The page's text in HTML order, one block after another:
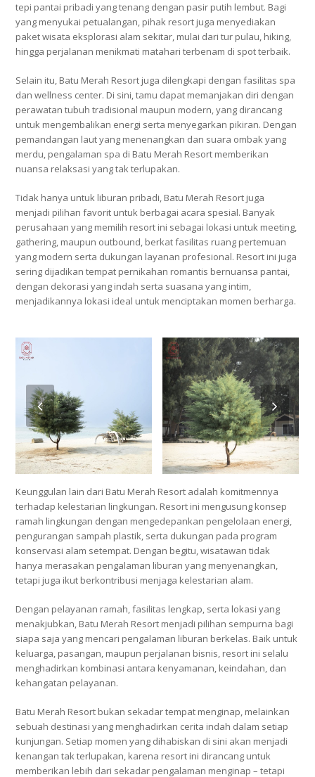
tepi pantai pribadi yang tenang dengan pasir putih lembut. Bagi
yang menyukai petualangan, pihak resort juga menyediakan
paket wisata eksplorasi alam sekitar, mulai dari tur pulau, hiking,
hingga perjalanan menikmati matahari terbenam di spot terbaik.
Selain itu, Batu Merah Resort juga dilengkapi dengan fasilitas spa
dan wellness center. Di sini, tamu dapat memanjakan diri dengan
perawatan tubuh tradisional maupun modern, yang dirancang
untuk mengembalikan energi serta menyegarkan pikiran. Dengan
pemandangan laut yang menenangkan dan suara ombak yang
merdu, pengalaman spa di Batu Merah Resort memberikan
nuansa relaksasi yang tak terlupakan.
Tidak hanya untuk liburan pribadi, Batu Merah Resort juga
menjadi pilihan favorit untuk berbagai acara spesial. Banyak
perusahaan yang memilih resort ini sebagai lokasi untuk meeting,
gathering, maupun outbound, berkat fasilitas ruang pertemuan
yang modern serta dukungan layanan profesional. Resort ini juga
sering dijadikan tempat pernikahan romantis bernuansa pantai,
dengan dekorasi yang indah serta suasana yang intim,
menjadikannya lokasi ideal untuk menciptakan momen berharga.
Keunggulan lain dari Batu Merah Resort adalah komitmennya
terhadap kelestarian lingkungan. Resort ini mengusung konsep
ramah lingkungan dengan mengedepankan pengelolaan energi,
pengurangan sampah plastik, serta dukungan pada program
konservasi alam setempat. Dengan begitu, wisatawan tidak
hanya merasakan pengalaman liburan yang menyenangkan,
tetapi juga ikut berkontribusi menjaga kelestarian alam.
Dengan pelayanan ramah, fasilitas lengkap, serta lokasi yang
menakjubkan, Batu Merah Resort menjadi pilihan sempurna bagi
siapa saja yang mencari pengalaman liburan berkelas. Baik untuk
keluarga, pasangan, maupun perjalanan bisnis, resort ini selalu
menghadirkan kombinasi antara kenyamanan, keindahan, dan
kehangatan pelayanan.
Batu Merah Resort bukan sekadar tempat menginap, melainkan
sebuah destinasi yang menghadirkan cerita indah dalam setiap
kunjungan. Setiap momen yang dihabiskan di sini akan menjadi
kenangan tak terlupakan, karena resort ini dirancang untuk
memberikan lebih dari sekadar pengalaman menginap – tetapi